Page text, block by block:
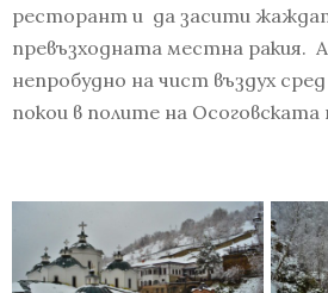
ресторант и да засити
превъзходната местна ракия. А
непробудно на чист въздух
покои в полите на Осоговската